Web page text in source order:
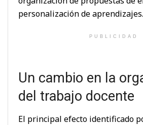
personalización de aprendizajes.
PUBLICIDAD
Un cambio en la
del trabajo docente
El principal efecto identificado